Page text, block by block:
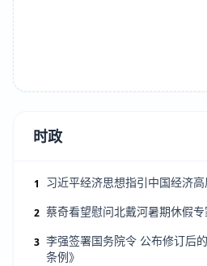
时政
1 习近平经济思想指引中国经济
2 蔡奇看望慰问北戴河暑期休假专
3 李强签署国务院令 公布修订后
条例》